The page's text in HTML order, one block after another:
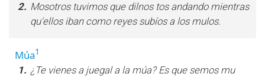
2. Mosotros tuvimos que dilnos tos andando mientras
qu'ellos iban como reyes subíos a los mulos.
Múa1
1. ¿Te vienes a juegal a la múa? Es que semos mu